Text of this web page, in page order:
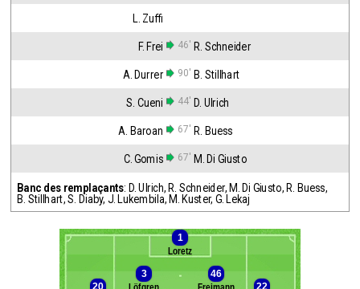
L. Zuffi
F. Frei 46' R. Schneider
A. Durrer 90' B. Stillhart
S. Cueni 44' D. Ulrich
A. Baroan 67' R. Buess
C. Gomis 67' M. Di Giusto
Banc des remplaçants: D. Ulrich, R. Schneider, M. Di Giusto, R. Buess,
B. Stillhart,S. Diaby, J. Lukembila, M. Kuster, G. Lekaj